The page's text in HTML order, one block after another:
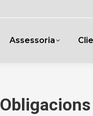
Assessoria